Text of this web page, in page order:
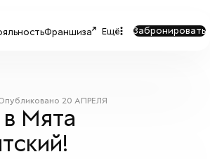
Франшиза Ещё Забронировать
20 АПРЕЛЯ
Мята